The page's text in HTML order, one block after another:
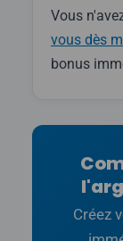
Vous
vous dès
bonus
Créez